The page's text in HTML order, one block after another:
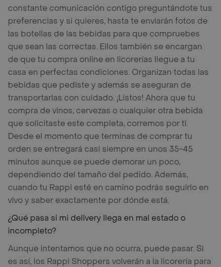
constante comunicación contigo preguntándote tus
preferencias y si quieres, hasta te enviarán fotos de
las botellas de las bebidas para que compruebes
que sean las correctas. Ellos también se encargan
de que tu compra online en licorerías llegue a tu
casa en perfectas condiciones. Organizan todas las
bebidas que pediste y además se aseguran de
transportarlas con cuidado. ¡Listos! Ahora que tu
compra de vinos, cervezas o cualquier otra bebida
que solicitaste este completa, corremos por ti.
Desde el momento que terminas de comprar tu
orden se entregará casi siempre en unos 35-45
minutos aunque se puede demorar un poco,
dependiendo del tamaño del pedido. Además,
cuando tu Rappi esté en camino podrás seguirlo en
vivo y saber exactamente por dónde está.
¿Qué pasa si mi delivery llega en mal estado o
incompleto?
Aunque intentamos que no ocurra, puede pasar. Si
es así, los Rappi Shoppers volverán a la licorería para